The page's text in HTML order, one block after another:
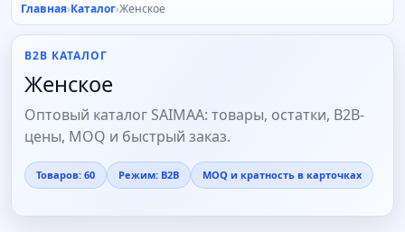
Главная Каталог Женское
B2B КАТАЛОГ
Женское
Оптовый каталог SAIMAA: товары, остатки, B2B-
цены, MOQ и быстрый заказ.
Товаров: 60 Режим: B2B MOQ и кратность в карточках